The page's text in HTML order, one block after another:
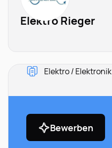
Elektro Rieger
Elektro / Elektronik
Bewerben